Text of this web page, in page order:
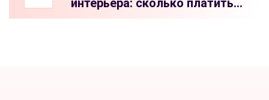
интерьера: сколько платить
специалисту?